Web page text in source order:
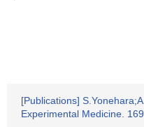
[Publications]
Experimental Medicine.